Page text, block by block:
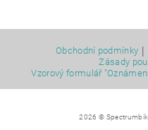
Obchodní podmínky |
Zásady
Vzorový formulář
2026 ©